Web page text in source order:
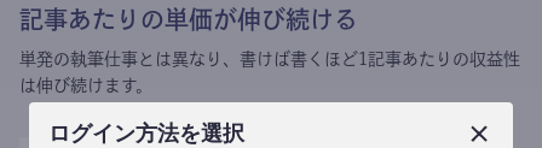
ログイン方法を選択
記事あたりの単価が伸び続ける
単発の執筆仕事とは異なり、 書けば書くほど1記事あたりの収益性
は伸び続けます。